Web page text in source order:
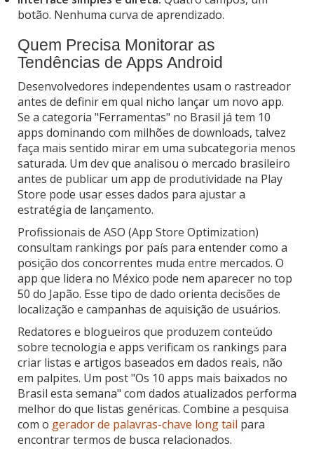
botão. Nenhuma curva de aprendizado.
Quem Precisa Monitorar as
Tendências de Apps Android
Desenvolvedores independentes usam o rastreador
antes de definir em qual nicho lançar um novo app.
Se a categoria "Ferramentas" no Brasil já tem 10
apps dominando com milhões de downloads, talvez
faça mais sentido mirar em uma subcategoria menos
saturada. Um dev que analisou o mercado brasileiro
antes de publicar um app de produtividade na Play
Store pode usar esses dados para ajustar a
estratégia de lançamento.
Profissionais de ASO (App Store Optimization)
consultam rankings por país para entender como a
posição dos concorrentes muda entre mercados. O
app que lidera no México pode nem aparecer no top
50 do Japão. Esse tipo de dado orienta decisões de
localização e campanhas de aquisição de usuários.
Redatores e blogueiros que produzem conteúdo
sobre tecnologia e apps verificam os rankings para
criar listas e artigos baseados em dados reais, não
em palpites. Um post "Os 10 apps mais baixados no
Brasil esta semana" com dados atualizados performa
melhor do que listas genéricas. Combine a pesquisa
com o gerador de palavras-chave long tail para
encontrar termos de busca relacionados.